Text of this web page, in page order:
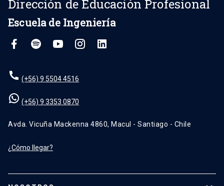
Dirección de Educación Profesional
Escuela de Ingeniería
(+56) 9 5504 4516
(+56) 9 3353 0870
Avda. Vicuña Mackenna 4860, Macul - Santiago - Chile
¿Cómo llegar?